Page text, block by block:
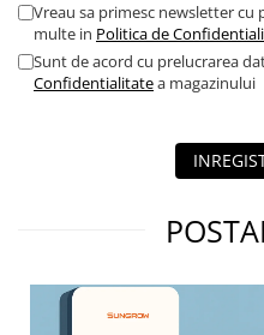
Vreau sa primesc newsletter
multe in Politica de
Sunt de acord cu prelucrarea
Confidentialitatea magazinului